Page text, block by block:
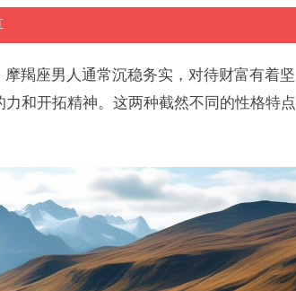
羯座男人通常沉稳务实，对待财富有着坚
和开拓精神。这两种截然不同的性格特点